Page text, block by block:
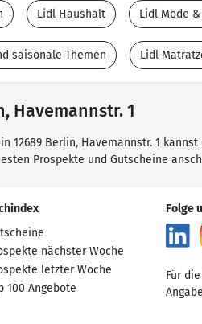
Lidl Haushalt Lidl Mode
saisonale Themen Lidl
Havemannstr. 1
12689 Berlin, Havemannstr. 1
Prospekte und Gutscheine
nächster Woche
letzter Woche
100 Angebote
Folge
Für